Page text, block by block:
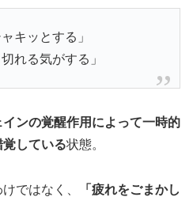
キッとする」
れる気がする」
インの覚醒作用によって一時的
している状態。
ではなく、
「疲れをごまかし